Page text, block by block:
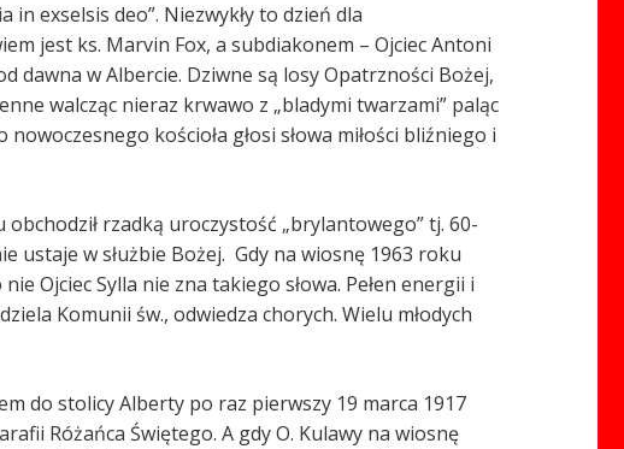
exselsis deo”. Niezwykły to dzień dla
jest ks. Marvin Fox, a subdiakonem – Ojciec Antoni
dawna w Albercie. Dziwne są losy Opatrzności Bożej,
walcząc nieraz krwawo z „bladymi twarzami” paląc
kościoła głosi słowa miłości bliźniego i
rzadką uroczystość „brylantowego” tj. 60-
ustaje w służbie Bożej. Gdy na wiosnę 1963 roku
Ojciec Sylla nie zna takiego słowa. Pełen energii i
Komunii św., odwiedza chorych. Wielu młodych
do stolicy Alberty po raz pierwszy 19 marca 1917
Różańca Świętego. A gdy O. Kulawy na wiosnę